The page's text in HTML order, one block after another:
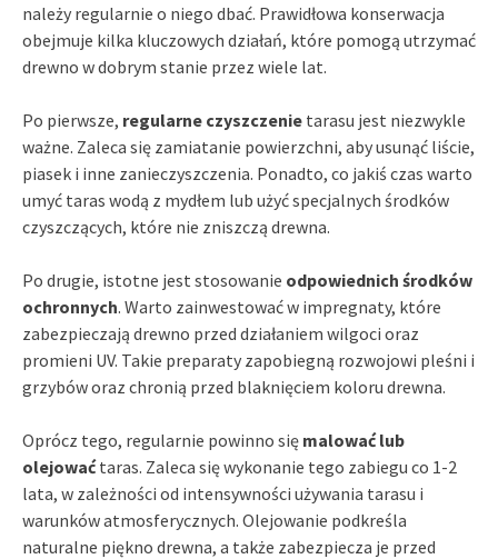
należy regularnie o niego dbać. Prawidłowa konserwacja
obejmuje kilka kluczowych działań, które pomogą utrzymać
drewno w dobrym stanie przez wiele lat.
Po pierwsze, regularne czyszczenie tarasu jest niezwykle
ważne. Zaleca się zamiatanie powierzchni, aby usunąć liście,
piasek i inne zanieczyszczenia. Ponadto, co jakiś czas warto
umyć taras wodą z mydłem lub użyć specjalnych środków
czyszczących, które nie zniszczą drewna.
Po drugie, istotne jest stosowanie odpowiednich środków
ochronnych. Warto zainwestować w impregnaty, które
zabezpieczają drewno przed działaniem wilgoci oraz
promieni UV. Takie preparaty zapobiegną rozwojowi pleśni i
grzybów oraz chronią przed blaknięciem koloru drewna.
Oprócz tego, regularnie powinno się malować lub
olejowaćtaras. Zaleca się wykonanie tego zabiegu co 1-2
lata, w zależności od intensywności używania tarasu i
warunków atmosferycznych. Olejowanie podkreśla
naturalne piękno drewna, a także zabezpiecza je przed